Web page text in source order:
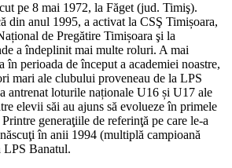
pe 8 mai 1972, la Făget (jud. Timiş).
din anul 1995, a activat la CSŞ Timișoara,
de Pregătire Timișoara şi la
a îndeplinit mai multe roluri. A mai
în perioada de început a academiei noastre,
mari ale clubului proveneau de la LPS
antrenat loturile naționale U16 și U17 ale
elevii săi au ajuns să evolueze în primele
generaţiile de referinţă pe care le-a
în anii 1994 (multiplă campioană
LPS Banatul.